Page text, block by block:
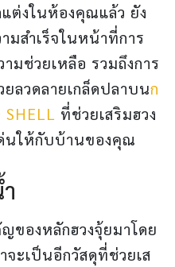
ต่งในห้องคุณแล้ว ยัง
มสำเร็จในหน้าที่การ
มช่วยเหลือ รวมถึงการ
ลวดลายเกล็ดปลาบนก
ที่ช่วยเสริมฮวง
นให้กับบ้านของคุณ
งหลักฮวงจุ้ยมาโดย
ะเป็นอีกวัสดุที่ช่วยเส